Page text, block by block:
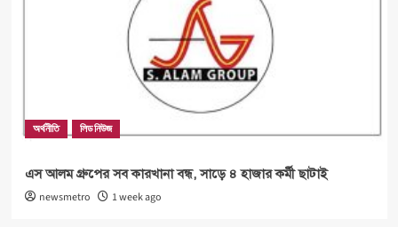
অর্থনীতি লিড নিউজ
এস আলম গ্রুপের সব কারখানা বন্ধ, সাড়ে ৪ হাজার কর্মী ছাটাই
newsmetro 1 week ago